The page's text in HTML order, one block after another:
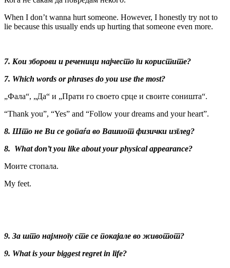
When I don’t wanna hurt someone. However, I honestly try not to
lie because this usually ends up hurting that someone even more.
7. Кои зборови и реченици најчесто ги користите?
7. Which words or phrases do you use the most?
„Фала“, „Да“ и „Прати го своето срце и своите соништа“.
“Thank you”, “Yes” and “Follow your dreams and your heart”.
8. Што не Ви се допаѓа во Вашиот физички изглед?
8. What don’t you like about your physical appearance?
Моите стопала.
My feet.
9. За што најмногу сте се покајале во животот?
9. What is your biggest regret in life?